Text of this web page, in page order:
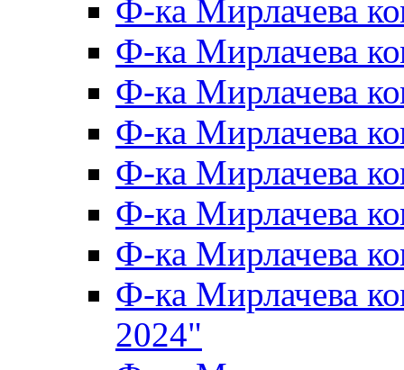
Ф-ка Мирлачева
Ф-ка Мирлачева
Ф-ка Мирлачева
Ф-ка Мирлачева
Ф-ка Мирлачева
Ф-ка Мирлачева
Ф-ка Мирлачева
Ф-ка Мирлачева
2024"